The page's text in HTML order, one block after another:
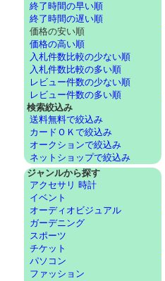
終了時間の早い順
終了時間の遅い順
価格の安い順
価格の高い順
入札件数比較の少ない順
入札件数比較の多い順
レビュー件数の少ない順
レビュー件数の多い順
検索絞込み
送料無料で絞込み
カードＯＫで絞込み
オークションで絞込み
ネットショップで絞込み
ジャンルから探す
アクセサリ 時計
イベント
オーディオビジュアル
ガーデニング
スポーツ
チケット
パソコン
ファッション